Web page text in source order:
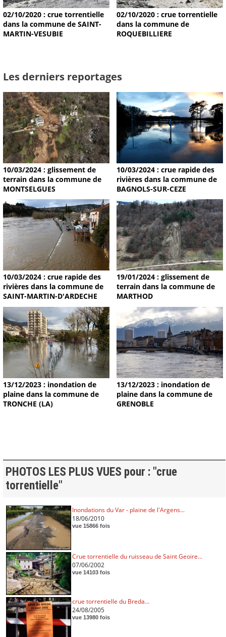
02/10/2020 : crue torrentielle
dans la commune de SAINT-
MARTIN-VESUBIE
02/10/2020 : crue torrentielle
dans la commune de
ROQUEBILLIERE
Les derniers reportages
10/03/2024 : glissement de
terrain dans la commune de
MONTSELGUES
10/03/2024 : crue rapide des
rivières dans la commune de
BAGNOLS-SUR-CEZE
10/03/2024 : crue rapide des
rivières dans la commune de
SAINT-MARTIN-D'ARDECHE
19/01/2024 : glissement de
terrain dans la commune de
MARTHOD
13/12/2023 : inondation de
plaine dans la commune de
TRONCHE (LA)
13/12/2023 : inondation de
plaine dans la commune de
GRENOBLE
PHOTOS LES PLUS VUES pour : "crue
torrentielle"
Inondations du Var - plaine de l'Argens...
18/06/2010
vue 15866 fois
Crue torrentielle du ruisseau de Saint Geoire...
07/06/2002
vue 14103 fois
crue torrentielle du Breda...
24/08/2005
vue 13980 fois